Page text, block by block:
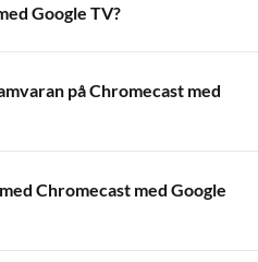
Google TV?
på Chromecast med
Chromecast med Google